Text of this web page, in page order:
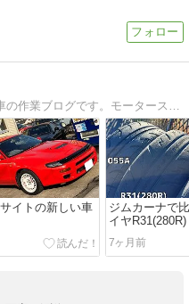
TOOLBOXで行ったイロイロな車の作業ブログです。モータースポーツ活動も行っています！
イトの新しい車
ジムカーナで
イヤ
ックス055A
7ヶ月前